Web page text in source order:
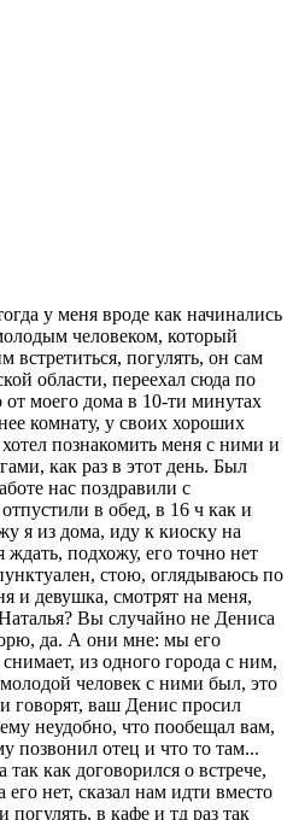
у меня вроде как начинались
человеком, который
встретиться, погулять, он сам
области, переехал сюда по
от моего дома в 10-ти минутах
комнату, у своих хороших
познакомить меня с ними и
как раз в этот день. Был
нас поздравили с
в обед, в 16 ч как и
я из дома, иду к киоску на
подхожу, его точно нет
стою, оглядываюсь по
и девушка, смотрят на меня,
Вы случайно не Дениса
да. А они мне: мы его
из одного города с ним,
человек с ними был, это
говорят, ваш Денис просил
неудобно, что пообещал вам,
позвонил отец и что то там...
так как договорился о встрече,
нет, сказал нам идти вместо
погулять, в кафе и тд раз так